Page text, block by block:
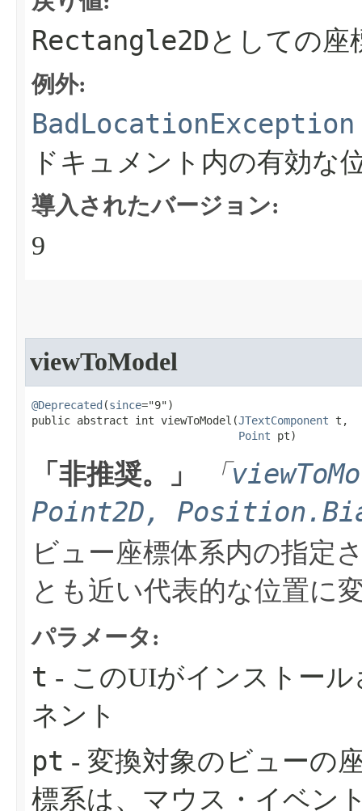
Rectangle2Dとしての座
例外:
BadLocationException
ドキュメント内の有効な
導入されたバージョン:
9
viewToModel
@Deprecated (since="9")
public abstract int viewToModel​(JTextComponent t,
Point pt)
「非推奨。」 「
Point2D,
ビュー座標体系内の指定
とも近い代表的な位置に
パラメータ:
t - このUIがインストー
ネント
pt - 変換対象のビューの
標系は、マウス・イベン